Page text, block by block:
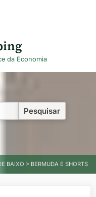
da Economia
BAIXO > BERMUDA E SHORTS